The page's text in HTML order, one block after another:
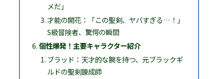
メだ」
才能の開花：「この聖剣、ヤバすぎる…！」
S級冒険者、驚愕の瞬間
個性爆発！主要キャラクター紹介
ブラッド：天才的な腕を持つ、元ブラックギ
ルドの聖剣錬成師